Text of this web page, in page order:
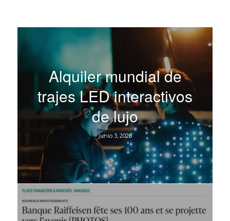
Alquiler mundial de
trajes LED interactivos
de lujo
junio 3, 2026